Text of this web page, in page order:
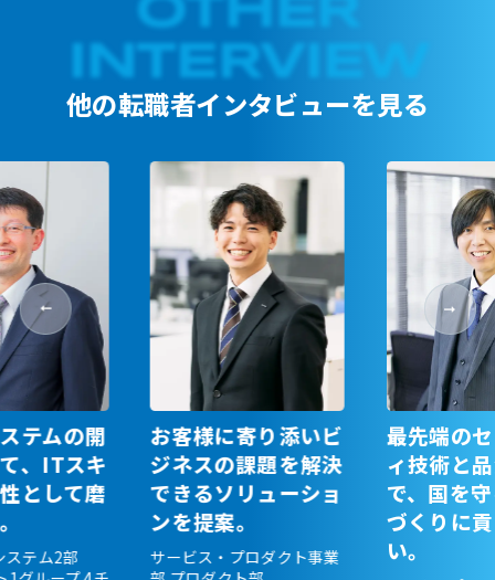
他の転職者インタビューを見る
テムの開
、ITスキ
として磨
ステム2部
お客様に寄り添いビ
ジネスの課題を解決
できるソリューショ
ンを提案。
サービス・プロダクト事業
最先端の
ィ技術と
で、国を
づくりに
い。